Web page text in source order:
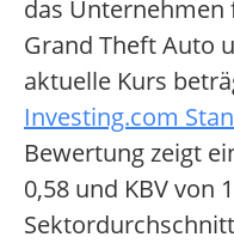
das Unternehmen
Grand Theft Auto
aktuelle Kurs
Investing.com
Bewertung zeigt
0,58 und KBV von